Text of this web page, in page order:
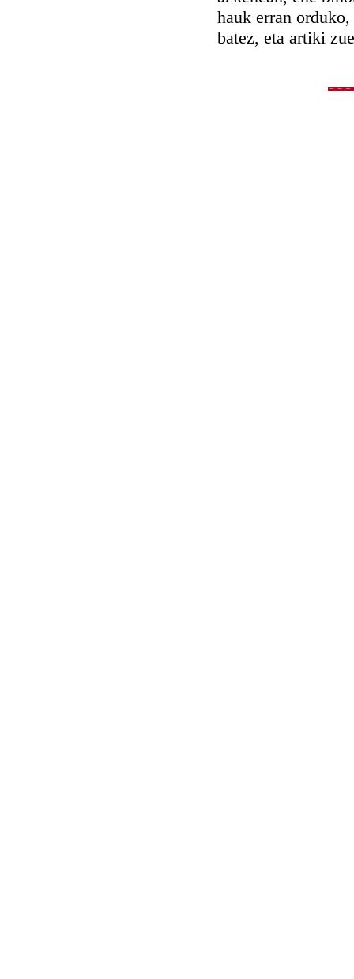
hauk erran
batez, eta artiki